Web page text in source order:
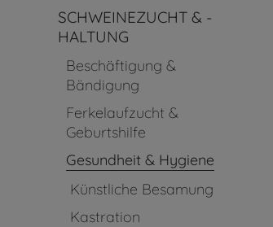
SCHWEINEZUCHT & -
HALTUNG
Beschäftigung &
Bändigung
Ferkelaufzucht &
Geburtshilfe
Gesundheit & Hygiene
Künstliche Besamung
Kastration